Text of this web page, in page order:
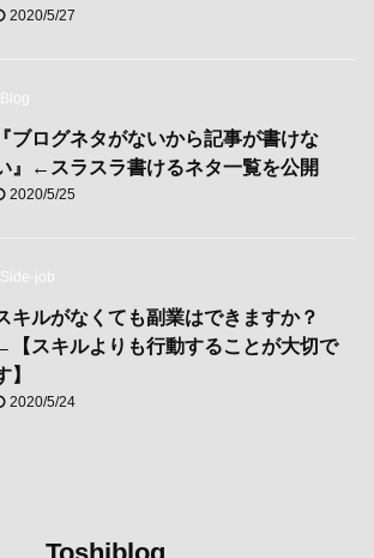
2020/5/27
Blog
『ブログネタがないから記事が書けな
』←スラスラ書けるネタ一覧を公開
2020/5/25
Side-job
キルがなくても副業はできますか？
【スキルよりも行動することが大切で
】
2020/5/24